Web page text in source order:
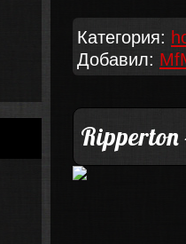
Категория:
Добавил:
Ripperton